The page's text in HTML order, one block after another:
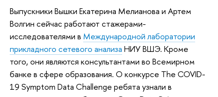
Выпускники Вышки Екатерина Мелианова и Артем
Волгин сейчас работают стажерами-
исследователями в Международной лаборатории
прикладного сетевого анализа НИУ ВШЭ. Кроме
того, они являются консультантами во Всемирном
банке в сфере образования. О конкурсе The COVID-
19 Symptom Data Challenge ребята узнали в